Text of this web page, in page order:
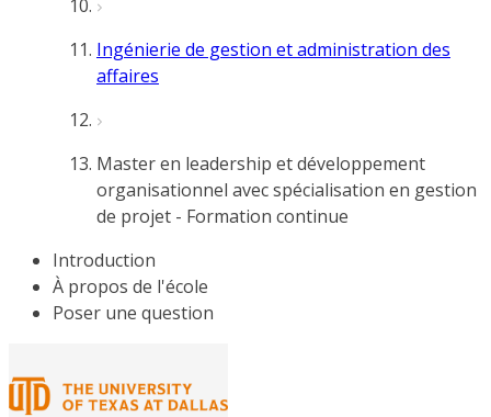
Ingénierie de gestion et administration des
affaires
Master en leadership et développement
organisationnel avec spécialisation en gestion
de projet - Formation continue
Introduction
À propos de l'école
Poser une question